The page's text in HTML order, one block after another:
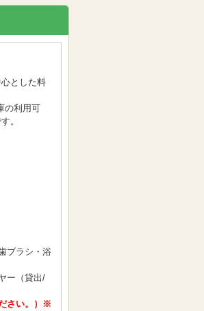
とした料
の利用可
。
ブラシ・浴
ー（貸出/
さい。）
※